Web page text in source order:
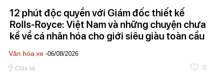
12 phút độc quyền với Giám đốc thiết kế
Rolls-Royce: Việt Nam và những chuyện chưa
kể về cá nhân hóa cho giới siêu giàu toàn cầu
Văn hóa xe -06/08/2026
Chia sẻ 0